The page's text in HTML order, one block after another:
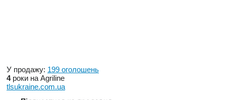
У продажу: 199 оголошень
4роки на Agriline
tlsukraine.com.ua